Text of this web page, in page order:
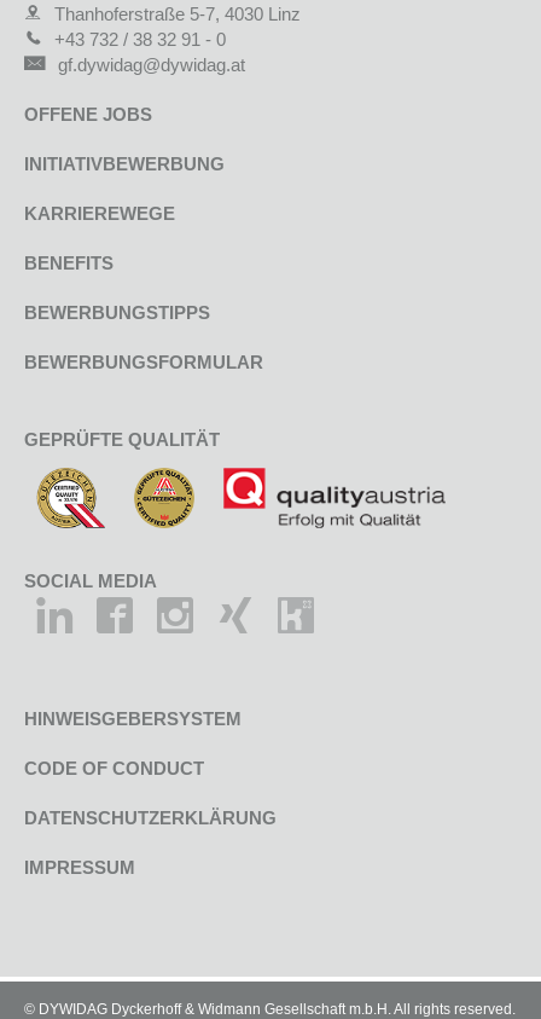
Thanhoferstraße 5-7, 4030 Linz
+43 732 / 38 32 91 - 0
gf.dywidag@dywidag.at
OFFENE JOBS
INITIATIVBEWERBUNG
KARRIEREWEGE
BENEFITS
BEWERBUNGSTIPPS
BEWERBUNGSFORMULAR
GEPRÜFTE QUALITÄT
SOCIAL MEDIA
HINWEISGEBERSYSTEM
CODE OF CONDUCT
DATENSCHUTZERKLÄRUNG
IMPRESSUM
© DYWIDAG Dyckerhoff & Widmann Gesellschaft m.b.H. All rights reserved.